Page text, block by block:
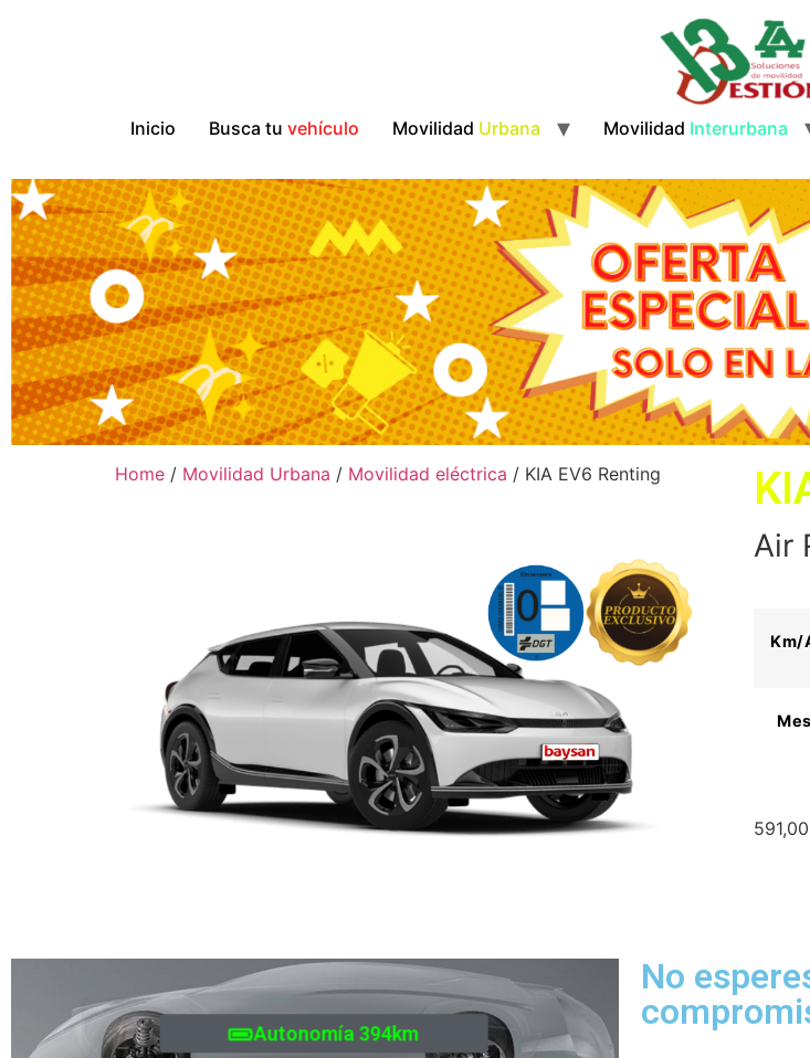
Inicio Busca tu vehículo Movilidad Urbana Movilidad Interurbana
Home / Movilidad Urbana / Movilidad eléctrica / KIA EV6 Renting
Air
Km/
591,00
Autonomía 394km
No